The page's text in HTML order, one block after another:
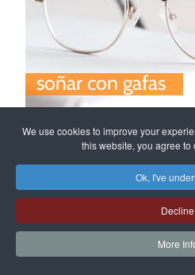
We use cookies to improve your
this website, you agree to
Ok, I've
Decline
More
Soñar con gafas, te
necesitabas ver
Soñar con gafas es un
directo, el inconsciente
que hay cosas que no